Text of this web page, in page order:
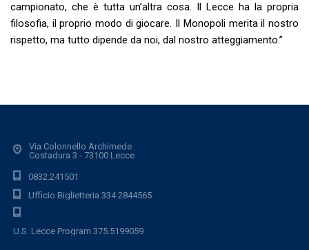
campionato, che è tutta un’altra cosa. Il Lecce ha la propria
filosofia, il proprio modo di giocare. Il Monopoli merita il nostro
rispetto, ma tutto dipende da noi, dal nostro atteggiamento.”
Via Colonnello Archimede
Costadura 3 - 73100 Lecce
0832.241501
Ufficio Biglietteria 334.2844565
U.S. Lecce Program 375.5199059